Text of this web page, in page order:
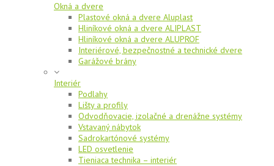
Okná a dvere
Plastové okná a dvere Aluplast
Hliníkové okná a dvere ALIPLAST
Hliníkové okná a dvere ALUPROF
Interiérové, bezpečnostné a technické dvere
Garážové brány
Interiér
Podlahy
Lišty a profily
Odvodňovacie, izolačné a drenážne systémy
Vstavaný nábytok
Sadrokartónové systémy
LED osvetlenie
Tieniaca technika – interiér